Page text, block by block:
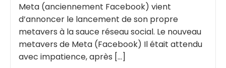
Meta (anciennement Facebook) vient
d’annoncer le lancement de son propre
metavers à la sauce réseau social. Le nouveau
metavers de Meta (Facebook) Il était attendu
avec impatience, après [...]